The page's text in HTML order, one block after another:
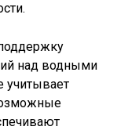
над водными
учитывает